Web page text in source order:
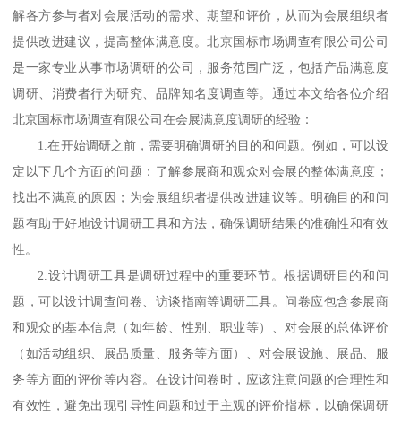
解各方参与者对会展活动的需求、期望和评价，从而为会展组织者
提供改进建议，提高整体满意度。北京国标市场调查有限公司公司
是一家专业从事市场调研的公司，服务范围广泛，包括产品满意度
调研、消费者行为研究、品牌知名度调查等。 通过本文给各位介绍
北京国标市场调查有限公司在会展满意度调研的经验：
1.在开始调研之前，需要明确调研的目的和问题。例如，可以设
定以下几个方面的问题：了解参展商和观众对会展的整体满意度；
找出不满意的原因；为会展组织者提供改进建议等。明确目的和问
题有助于好地设计调研工具和方法，确保调研结果的准确性和有效
性。
2.设计调研工具是调研过程中的重要环节。根据调研目的和问
题，可以设计调查问卷、访谈指南等调研工具。问卷应包含参展商
和观众的基本信息（如年龄、性别、职业等）、对会展的总体评价
（如活动组织、展品质量、服务等方面）、对会展设施、展品、服
务等方面的评价等内容。在设计问卷时，应该注意问题的合理性和
有效性，避免出现引导性问题和过于主观的评价指标，以确保调研